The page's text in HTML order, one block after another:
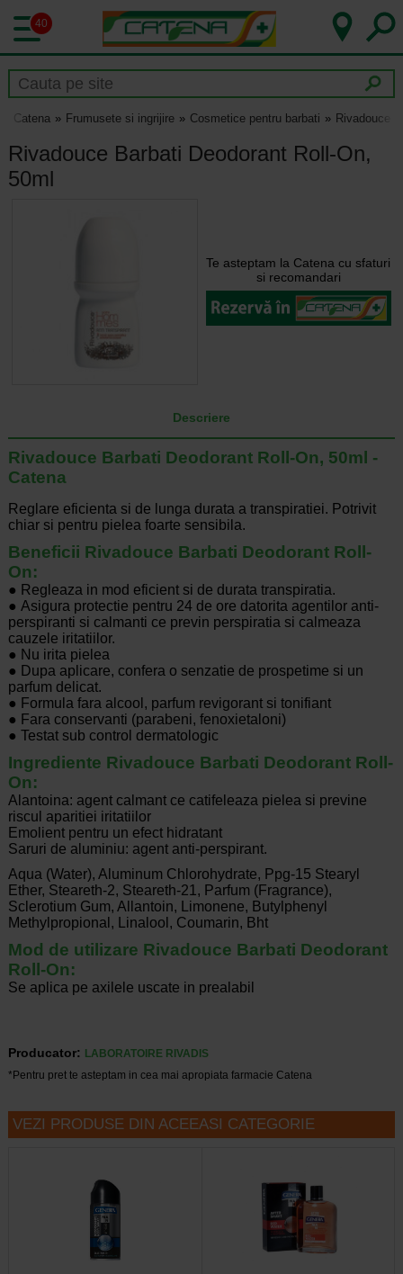
40
Catena Frumusete si ingrijire Cosmetice pentru barbati Rivadouce
Rivadouce Barbati Deodorant Roll-On,
50ml
Te asteptam la Catena cu sfaturi
si recomandari
Descriere
Rivadouce Barbati Deodorant Roll-On, 50ml -
Catena
Reglare eficienta si de lunga durata a transpiratiei. Potrivit
chiar si pentru pielea foarte sensibila.
Beneficii Rivadouce Barbati Deodorant Roll-
On:
● Regleaza in mod eficient si de durata transpiratia.
● Asigura protectie pentru 24 de ore datorita agentilor anti-
perspiranti si calmanti ce previn perspiratia si calmeaza
cauzele iritatiilor.
● Nu irita pielea
● Dupa aplicare, confera o senzatie de prospetime si un
parfum delicat.
● Formula fara alcool, parfum revigorant si tonifiant
● Fara conservanti (parabeni, fenoxietaloni)
● Testat sub control dermatologic
Ingrediente Rivadouce Barbati Deodorant Roll-
On:
Alantoina: agent calmant ce catifeleaza pielea si previne
riscul aparitiei iritatiilor
Emolient pentru un efect hidratant
Saruri de aluminiu: agent anti-perspirant.
Aqua (Water), Aluminum Chlorohydrate, Ppg-15 Stearyl
Ether, Steareth-2, Steareth-21, Parfum (Fragrance),
Sclerotium Gum, Allantoin, Limonene, Butylphenyl
Methylpropional, Linalool, Coumarin, Bht
Mod de utilizare Rivadouce Barbati Deodorant
Roll-On:
Se aplica pe axilele uscate in prealabil
Producator:
LABORATOIRE RIVADIS
*Pentru pret te asteptam in cea mai apropiata farmacie Catena
VEZI PRODUSE DIN ACEEASI CATEGORIE